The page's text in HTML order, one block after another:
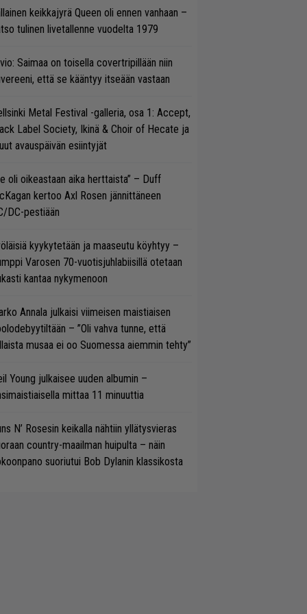
keikkajyrä Queen oli ennen vanhaan –
tulinen livetallenne vuodelta 1979
Saimaa on toisella covertripillään niin
että se kääntyy itseään vastaan
Metal Festival -galleria, osa 1: Accept,
Label Society, Ikinä & Choir of Hecate ja
avauspäivän esiintyjät
oli oikeastaan aika herttaista” – Duff
kertoo Axl Rosen jännittäneen
DC-pestiään
kyykytetään ja maaseutu köyhtyy –
Varosen 70-vuotisjuhlabiisillä otetaan
kantaa nykymenoon
Annala julkaisi viimeisen maistiaisen
– ”Oli vahva tunne, että
musaa ei oo Suomessa aiemmin tehty”
Young julkaisee uuden albumin –
mittaa 11 minuuttia
N’ Rosesin keikalla nähtiin yllätysvieras
country-maailman huipulta – näin
suoriutui Bob Dylanin klassikosta